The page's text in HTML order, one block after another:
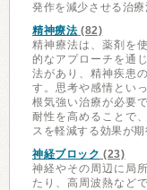
発作を減少させる治療
精神療法 (82)
精神療法は、薬剤を
的なアプローチを通
法があり、精神疾患
す。思考や感情とい
根気強い治療が必要
耐性を高めることで
スを軽減する効果が期
神経ブロック (23)
神経やその周辺に局
たり、高周波熱など